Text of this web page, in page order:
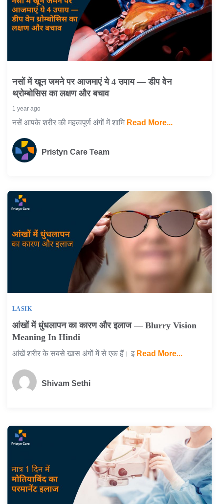
नसों में खून जमने पर आजमाएं ये 4 उपाय — डीप वेन
थ्रोम्बोसिस का लक्षण और बचाव
1 year ago
नसें आपके शरीर की महत्वपूर्ण अंगों में शामिRead More...
Pristyn Care Team
LASIK
आंखों में धुंधलापन का कारण और इलाज — Blurry Vision
Meaning In Hindi
आंखें शरीर के सबसे खास अंगों में से एक हैं। इRead More...
Shivam Sethi